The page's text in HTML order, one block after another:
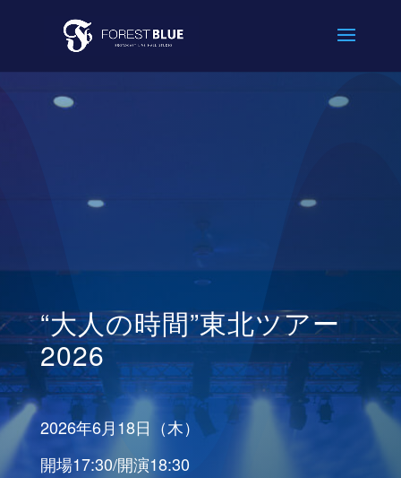
“大人の時間”東北ツアー
2026
2026年6月18日（木）
開場17:30/開演18:30